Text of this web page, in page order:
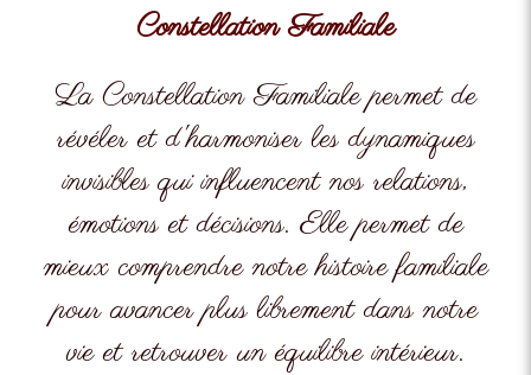
Constellation Familiale
La Constellation Familiale permet de
révéler et d'harmoniser les dynamiques
invisibles qui influencent nos relations,
émotions et décisions. Elle permet de
mieux comprendre notre histoire familiale
pour avancer plus librement dans notre
vie et retrouver un équilibre intérieur.